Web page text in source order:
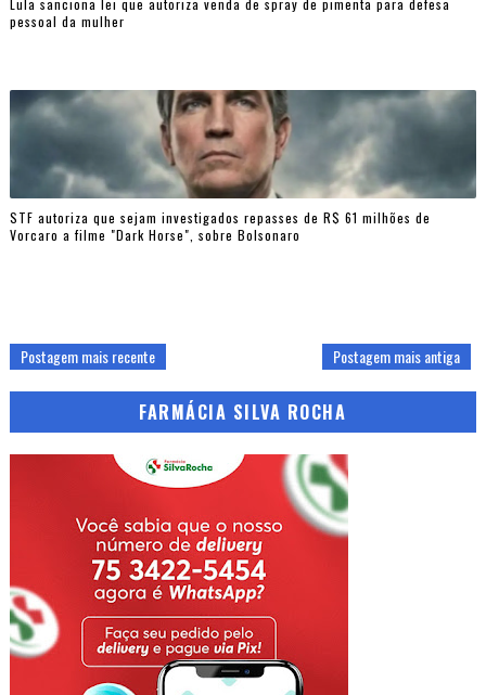
Lula sanciona lei que autoriza venda de spray de pimenta para defesa
pessoal da mulher
STF autoriza que sejam investigados repasses de R$ 61 milhões de
Vorcaro a filme "Dark Horse", sobre Bolsonaro
Postagem mais recente Postagem mais antiga
FARMÁCIA SILVA ROCHA